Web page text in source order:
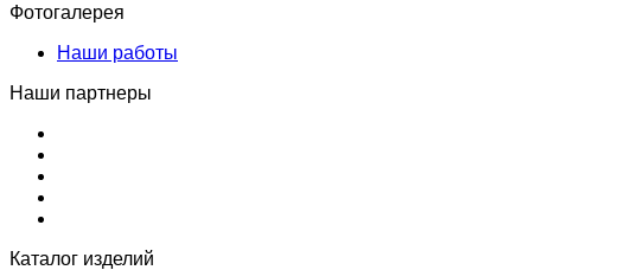
Фотогалерея
Наши работы
Наши партнеры
Каталог изделий